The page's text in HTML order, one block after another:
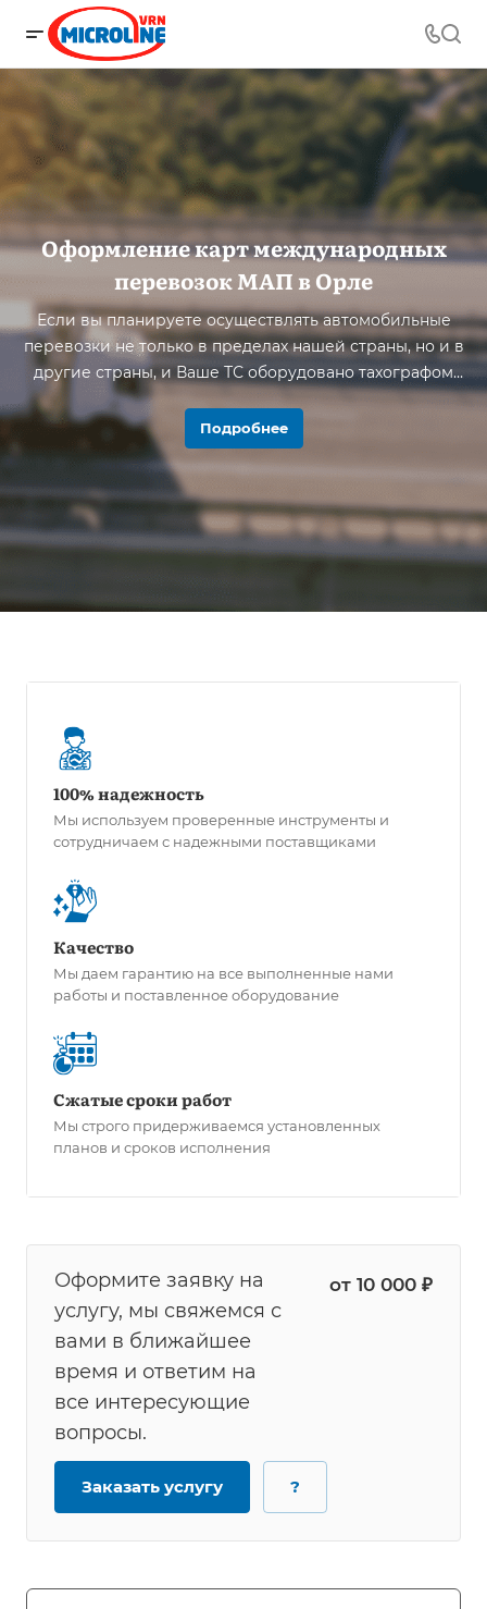
Оформление карт международных
перевозок МАП в Орле
Если вы планируете осуществлять автомобильные
перевозки не только в пределах нашей страны, но и в
другие страны, и Ваше ТС оборудовано тахографом
ЕСТР, тогда вам обязательно понадобится
Удостоверение допуска Российского перевозчика и
карта МАП (международных автомобильных
перевозок) на транспортное средство.
Подробнее
100% надежность
Мы используем проверенные инструменты и
сотрудничаем с надежными поставщиками
Качество
Мы даем гарантию на все выполненные нами
работы и поставленное оборудование
Сжатые сроки работ
Мы строго придерживаемся установленных
планов и сроков исполнения
Оформите заявку на
услугу, мы свяжемся с
вами в ближайшее
время и ответим на
все интересующие
вопросы.
от 10 000 ₽
Заказать услугу ?